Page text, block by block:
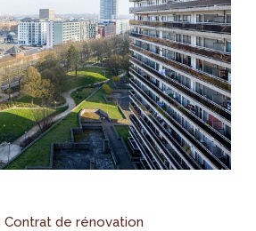
Contrat de rénovation